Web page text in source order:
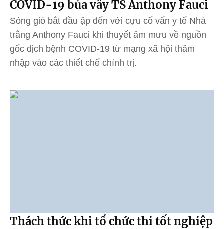
COVID-19 bủa vây TS Anthony Fauci
Sóng gió bắt đầu ập đến với cựu cố vấn y tế Nhà
trắng Anthony Fauci khi thuyết âm mưu về nguồn
gốc dịch bệnh COVID-19 từ mạng xã hội thâm
nhập vào các thiết chế chính trị.
Thách thức khi tổ chức thi tốt nghiệp